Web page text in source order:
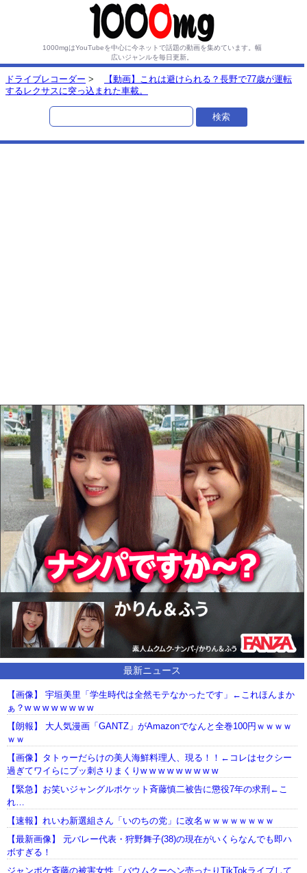
1000mgはYouTubeを中心に今ネットで話題の動画を集めています。 幅
広いジャンルを毎日更新。
ドライブレコーダー >
【動画】これは避けられる？長野で77歳が運転
するレクサスに突っ込まれた車載。
最新ニュース
【画像】 宇垣美里「学生時代は全然モテなかったです」←これほんまか
ぁ？w w w w w w w w
【朗報】 大人気漫画「GANTZ」がAmazonでなんと全巻100円ｗｗｗｗ
ｗｗ
【画像】タトゥーだらけの美人海鮮料理人、現る！！←コレはセクシー
過ぎてワイらにブッ刺さりまくりw w w w w w w w w
【緊急】お笑いジャングルポケット斉藤慎二被告に懲役7年の求刑←こ
れ…
【速報】れいわ新選組さん「いのちの党」に改名ｗｗｗｗｗｗｗｗ
【最新画像】 元バレー代表・狩野舞子(38)の現在がいくらなんでも即ハ
ボすぎる！
ジャンポケ斉藤の被害女性「バウムクーヘン売ったりTikTokライブして